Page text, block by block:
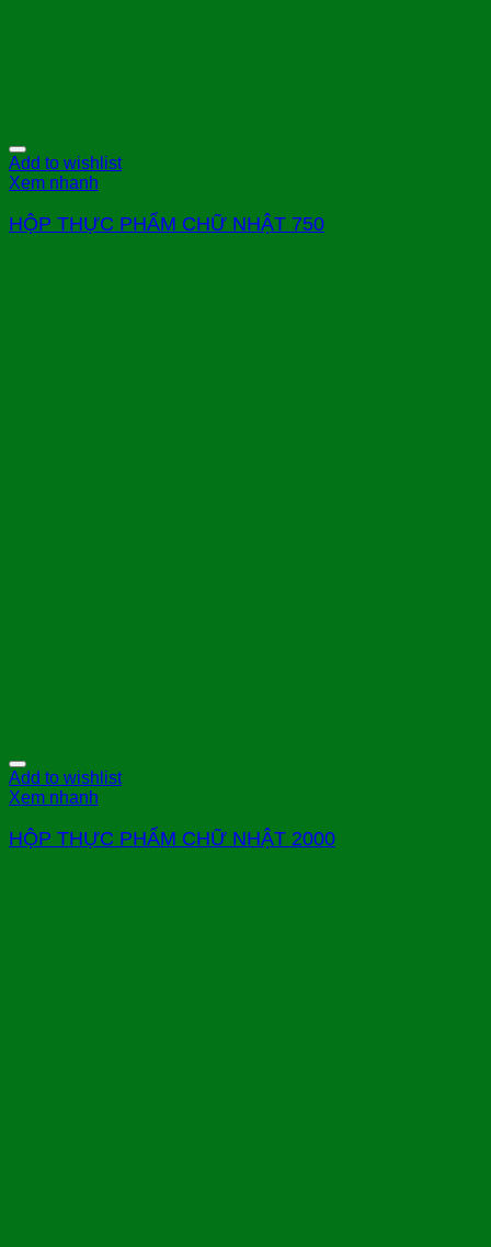
Add to wishlist
Xem nhanh
HỘP THỰC PHẨM CHỮ NHẬT 750
Add to wishlist
Xem nhanh
HỘP THỰC PHẨM CHỮ NHẬT 2000